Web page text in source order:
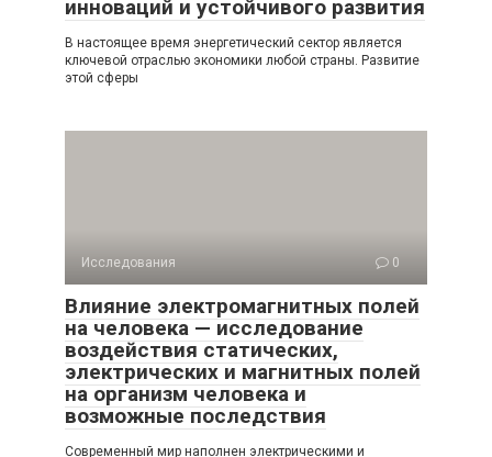
инноваций и устойчивого развития
В настоящее время энергетический сектор является
ключевой отраслью экономики любой страны. Развитие
этой сферы
Исследования 0
Влияние электромагнитных полей
на человека — исследование
воздействия статических,
электрических и магнитных полей
на организм человека и
возможные последствия
Современный мир наполнен электрическими и